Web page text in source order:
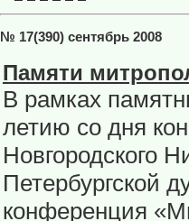
№ 17(390) сентябрь 2008
Памяти
В рамках
летию со дня
Новгородского
Петербургской
конференция